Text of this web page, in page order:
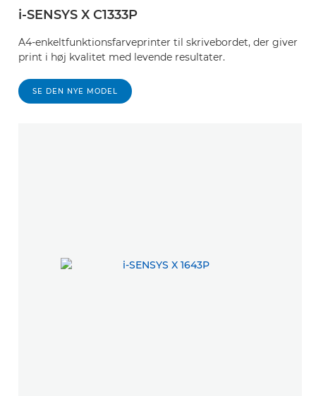
i-SENSYS X C1333P
A4-enkeltfunktionsfarveprinter til skrivebordet, der giver
print i høj kvalitet med levende resultater.
SE DEN NYE MODEL